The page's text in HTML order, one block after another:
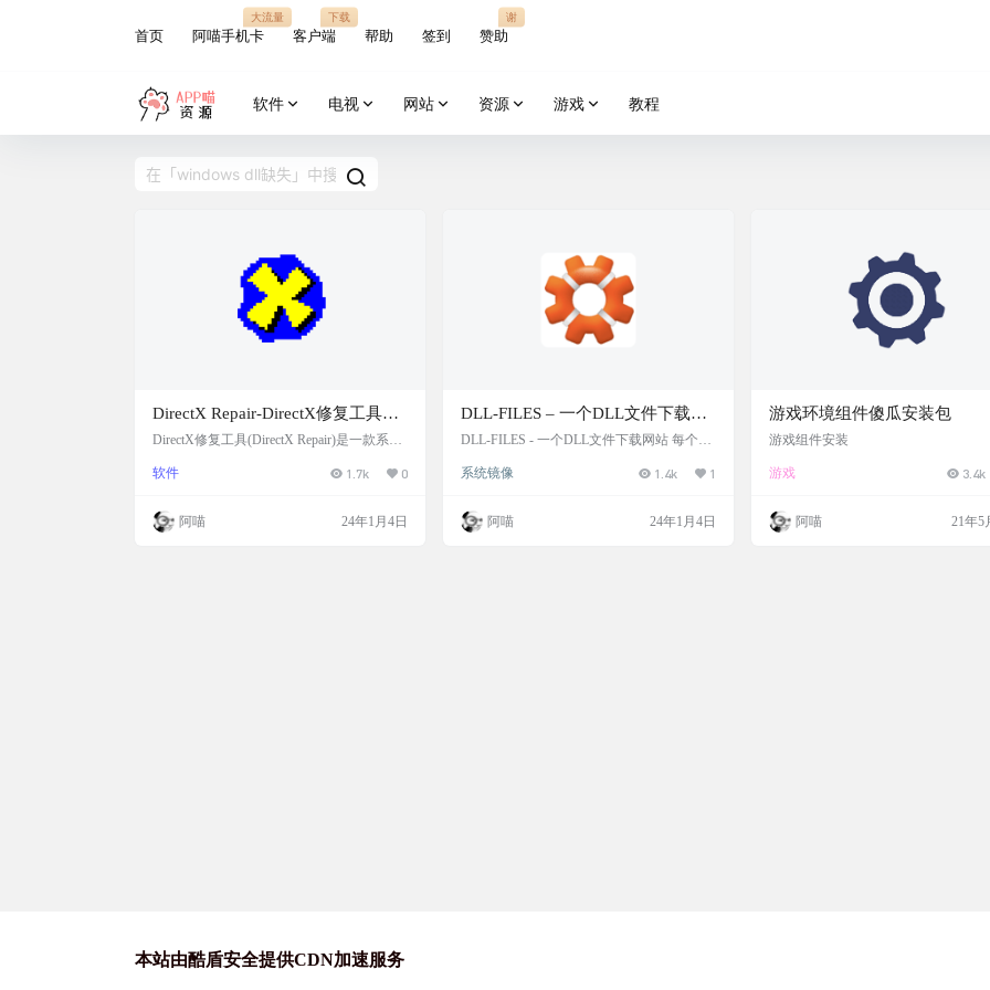
首页 阿喵手机卡
大流量
客户端
下载
帮助 签到 赞助
谢
软件 电视 网站 资源 游戏 教程
DirectX Repair-DirectX修复工具，
修复windows系统dll，组件等缺失
DirectX修复工具(DirectX Repair)是一款系统
无需安装，可直接运行。 本程序的主要功能
常则进行修复。程序主要针对0xc000007b问
题设计，可以完美修复该问题。本程序中包
软件 1.7k 0
阿喵 24年1月4日
DLL-FILES – 一个DLL文件下载网
站
DLL-FILES - 一个DLL文件下载网站 每个人
窗。 各位，这个问题终于可以解决了！ 在
件。 自由下载，无任何费用！ 网站截图 网
站链接 https://cn.dll-files.com/
系统镜像 1.4k 1
阿喵 24年1月4日
游戏环境组件傻瓜安装包
游戏组件安装
游戏 3.4k
阿喵 21年5
本站由酷盾安全提供CDN加速服务